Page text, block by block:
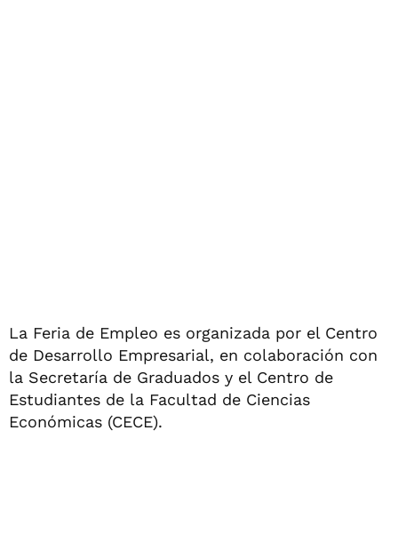
La Feria de Empleo es organizada por el Centro
de Desarrollo Empresarial, en colaboración con
la Secretaría de Graduados y el Centro de
Estudiantes de la Facultad de Ciencias
Económicas (CECE).